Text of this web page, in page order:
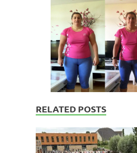
RELATED POSTS